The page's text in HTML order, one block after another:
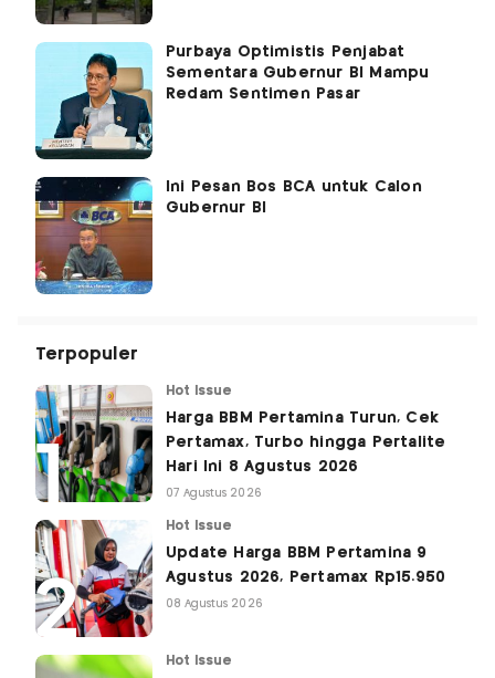
Purbaya Optimistis Penjabat
Sementara Gubernur BI Mampu
Redam Sentimen Pasar
Ini Pesan Bos BCA untuk Calon
Gubernur BI
Terpopuler
Hot Issue
Harga BBM Pertamina Turun, Cek
Pertamax, Turbo hingga Pertalite
Hari Ini 8 Agustus 2026
07 Agustus 2026
Hot Issue
Update Harga BBM Pertamina 9
Agustus 2026, Pertamax Rp15.950
08 Agustus 2026
Hot Issue